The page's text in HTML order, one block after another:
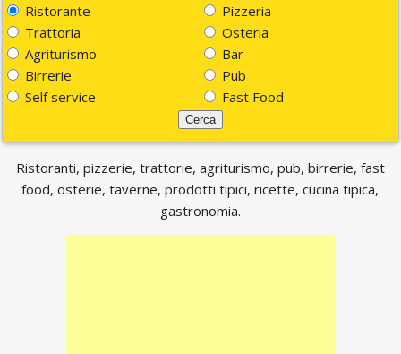
Ristorante
Pizzeria
Trattoria
Osteria
Agriturismo
Bar
Birrerie
Pub
Self service
Fast Food
Ristoranti, pizzerie, trattorie, agriturismo, pub, birrerie, fast
food, osterie, taverne, prodotti tipici, ricette, cucina tipica,
gastronomia.